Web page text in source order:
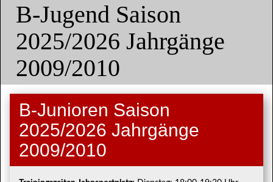
B-Jugend Saison
2025/2026 Jahrgänge
2009/2010
B-Junioren Saison
2025/2026 Jahrgänge
2009/2010